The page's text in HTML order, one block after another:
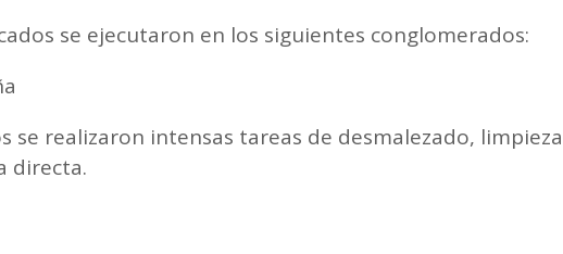
se ejecutaron en los siguientes conglomerados:
se realizaron intensas tareas de desmalezado, limpieza
directa.